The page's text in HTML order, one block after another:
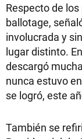
Respecto de
ballotage,
involucrada y
lugar distinto.
descargó
nunca estuvo
se logró, este
También se